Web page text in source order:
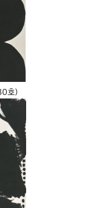
호)